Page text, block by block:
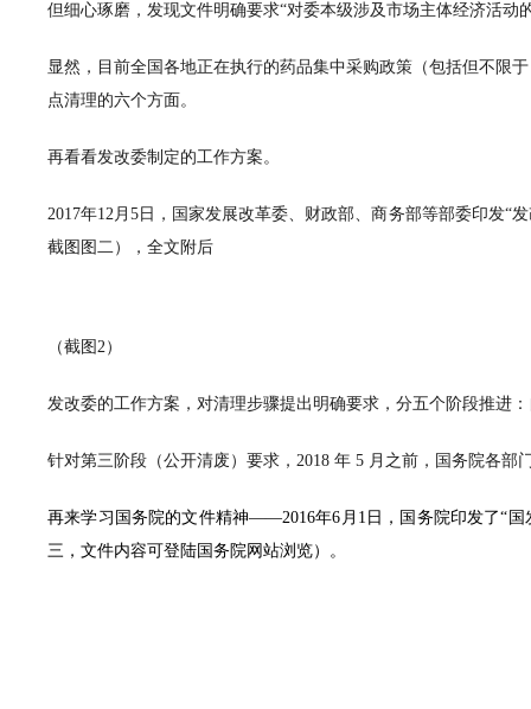
但细心琢磨，发现文件明确要求“对委本级涉及市场主体经济活
显然，目前全国各地正在执行的药品集中采购政策（包括但不限
点清理的六个方面。
再看看发改委制定的工作方案。
2017年12月5日，国家发展改革委、财政部、商务部等部委印发“
截图图二），全文附后
（截图2）
发改委的工作方案，对清理步骤提出明确要求，分五个阶段推进
针对第三阶段（公开清废）要求，2018 年 5 月之前，国务院各
再来学习国务院的文件精神——2016年6月1日，国务院印发了“
三，文件内容可登陆国务院网站浏览）。